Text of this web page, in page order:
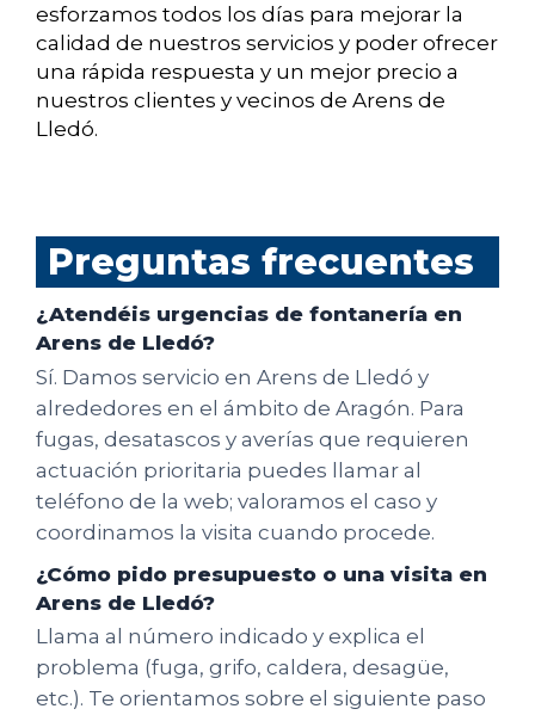
esforzamos todos los días para mejorar la
calidad de nuestros servicios y poder ofrecer
una rápida respuesta y un mejor precio a
nuestros clientes y vecinos de Arens de
Lledó.
Preguntas frecuentes
¿Atendéis urgencias de fontanería en
Arens de Lledó?
Sí. Damos servicio en Arens de Lledó y
alrededores en el ámbito de Aragón. Para
fugas, desatascos y averías que requieren
actuación prioritaria puedes llamar al
teléfono de la web; valoramos el caso y
coordinamos la visita cuando procede.
¿Cómo pido presupuesto o una visita en
Arens de Lledó?
Llama al número indicado y explica el
problema (fuga, grifo, caldera, desagüe,
etc.). Te orientamos sobre el siguiente paso